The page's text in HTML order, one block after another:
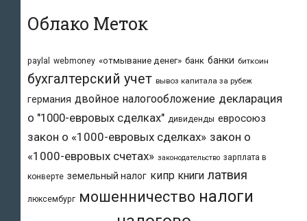
Облако Меток
paylal webmoney «отмывание денег» банк банки биткоин
бухгалтерский учет вывоз капитала за рубеж
германия двойное налогообложение декларация
о "1000-евровых сделках" дивиденды евросоюз
закон о «1000-евровых сделках» закон о
«1000-евровых счетах» законодательство зарплата в
конверте земельный налог кипр книги латвия
люксембург мошенничество налоги